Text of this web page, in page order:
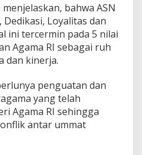
bahwa ASN
Loyalitas dan
ini tercermin pada 5 nilai
Agama RI sebagai ruh
dan kinerja.
penguatan dan
yang telah
Agama RI sehingga
antar ummat